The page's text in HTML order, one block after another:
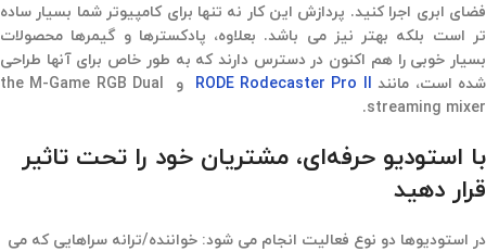
فضای ابری اجرا کنید. پردازش این کار نه تنها برای کامپیوتر شما بسیار ساده
تر است بلکه بهتر نیز می باشد. بعلاوه، پادکسترها و گیمرها محصولات
بسیار خوبی را هم اکنون در دسترس دارند که به طور خاص برای آنها طراحی
شده است، مانند
و the M-Game RGB Dual
streaming mixer.
با استودیو حرفه‌ای، مشتریان خود را تحت تاثیر
قرار دهید
در استودیوها دو نوع فعالیت انجام می شود: خواننده/ترانه سراهایی که می